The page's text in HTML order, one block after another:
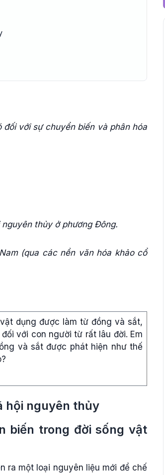
với sự chuyển biến và phân hóa
thủy ở phương Đông.
(qua các nền văn hóa khảo cổ
dụng được làm từ đồng và sắt,
với con người từ rất lâu đời. Em
và sắt được phát hiện như thế
hội nguyên thủy
biến trong đời sống vật
ra một loại nguyên liệu mới để chế